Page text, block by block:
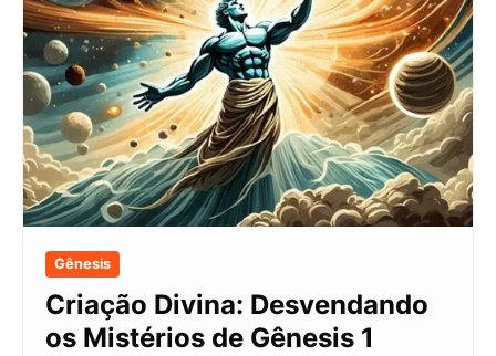
Gênesis
Criação Divina: Desvendando
os Mistérios de Gênesis 1